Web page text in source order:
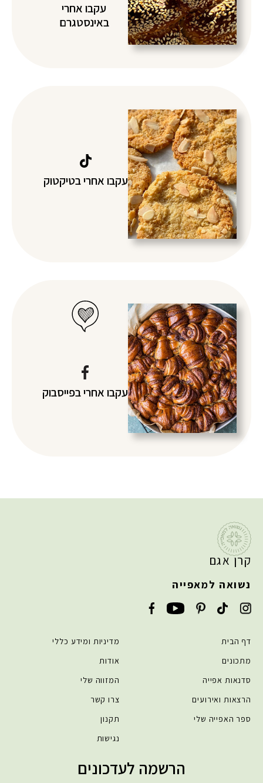
עקבו אחרי
באינסטגרם
עקבו אחרי בטיקטוק
עקבו אחריבפייסבוק
קרן אגם
נשואה למאפייה
דף הבית
מתכונים
סדנאות אפייה
הרצאות ואירועים
ספר האפייה שלי
מדיניות ומידע כללי
אודות
המזווה שלי
צרו קשר
תקנון
נגישות
הרשמה לעדכונים